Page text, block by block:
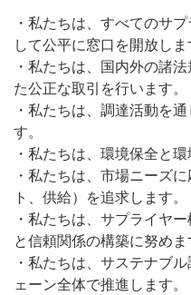
・私たちは、すべてのサ
して公平に窓口を開放しま
・私たちは、国内外の諸
た公正な取引を行います。
・私たちは、調達活動を
す。
・私たちは、環境保全と
・私たちは、市場ニーズ
ト、供給）を追求します。
・私たちは、サプライヤ
と信頼関係の構築に努めま
・私たちは、サステナブ
ェーン全体で推進します。